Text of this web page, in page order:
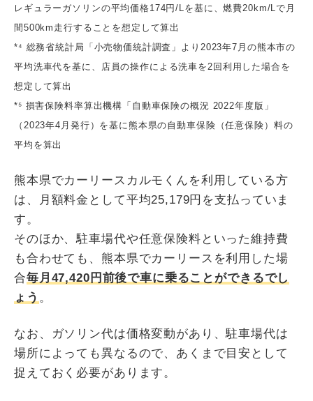
レギュラーガソリンの平均価格174円/Lを基に、燃費20km/Lで月
間500km走行することを想定して算出
*⁴ 総務省統計局「小売物価統計調査」より2023年7月の熊本市の
平均洗車代を基に、店員の操作による洗車を2回利用した場合を
想定して算出
*⁵ 損害保険料率算出機構「自動車保険の概況 2022年度版」
（2023年4月発行）を基に熊本県の自動車保険（任意保険）料の
平均を算出
熊本県でカーリースカルモくんを利用している方
は、月額料金として平均25,179円を支払っていま
す。
そのほか、駐車場代や任意保険料といった維持費
も合わせても、熊本県でカーリースを利用した場
合毎月47,420円前後で車に乗ることができるでし
ょう 。
なお、ガソリン代は価格変動があり、駐車場代は
場所によっても異なるので、あくまで目安として
捉えておく必要があります。